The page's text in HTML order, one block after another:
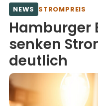
NEWS STROMPREIS
Hamburger
senken
deutlich